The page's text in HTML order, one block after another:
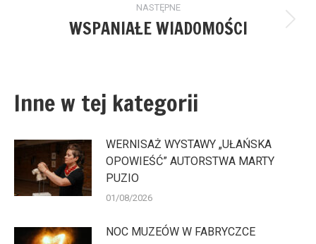
NASTĘPNE
Następny
WSPANIAŁE WIADOMOŚCI
Inne w tej kategorii
WERNISAŻ WYSTAWY „UŁAŃSKA
OPOWIEŚĆ” AUTORSTWA MARTY
PUZIO
01/08/2026
NOC MUZEÓW W FABRYCZCE